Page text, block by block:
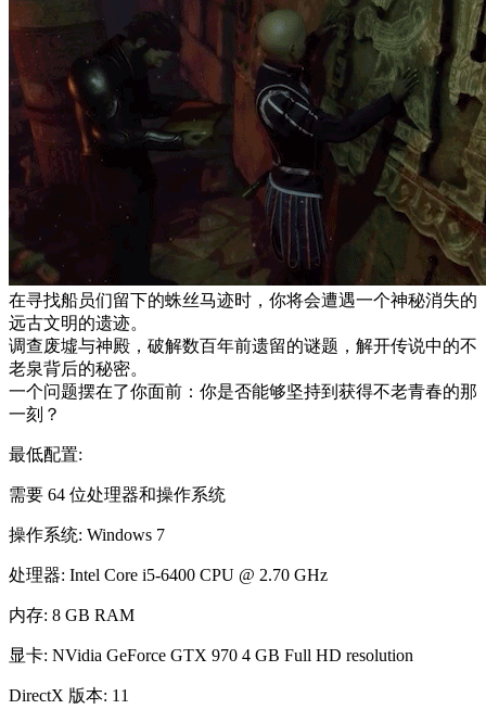
在寻找船员们留下的蛛丝马迹时，你将会遭遇一个神秘消失的
远古文明的遗迹。
调查废墟与神殿，破解数百年前遗留的谜题，解开传说中的不
老泉背后的秘密。
一个问题摆在了你面前：你是否能够坚持到获得不老青春的那
一刻？
最低配置:
需要 64 位处理器和操作系统
操作系统: Windows 7
处理器: Intel Core i5-6400 CPU @ 2.70 GHz
内存: 8 GB RAM
显卡: NVidia GeForce GTX 970 4 GB Full HD resolution
DirectX 版本: 11